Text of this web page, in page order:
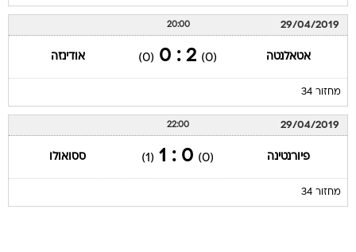
29/04/2019
20:00
אטאלנטה (0)
2 : 0
(0) אודינזה
מחזור 34
29/04/2019
22:00
פיורנטינה (0)
0 : 1
(1) ססואולו
מחזור 34